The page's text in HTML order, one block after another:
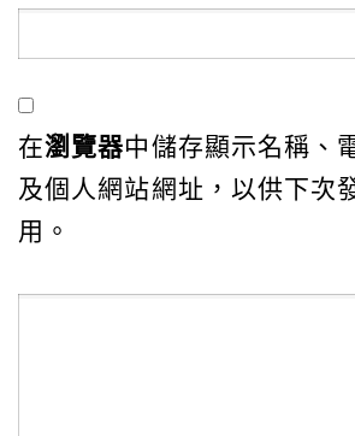
在瀏覽器中儲存顯示名稱、
及個人網站網址，以供下次
用。